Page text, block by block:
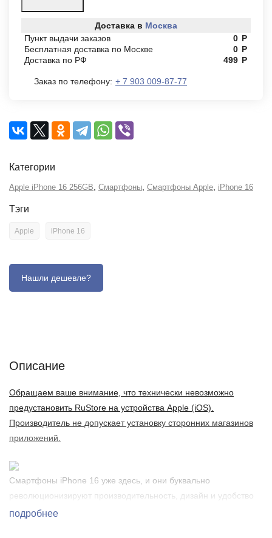
Доставка в Москва
Пункт выдачи заказов
0 Р
Бесплатная доставка по Москве
0 Р
Доставка по РФ
499 Р
Заказ по телефону: + 7 903 009-87-77
Категории
Apple iPhone 16 256GB Смартфоны Смартфоны Apple iPhone 16
Тэги
Apple iPhone 16
Описание
Обращаем ваше внимание, что технически невозможно
предустановить RuStore на устройства Apple (iOS).
Производитель не допускает установку сторонних магазинов
приложений.
Смартфоны iPhone 16 уже здесь, и они буквально
революционизируют производительность, дизайн и удобство
использования. Новый персонализированный Apple
подробнее